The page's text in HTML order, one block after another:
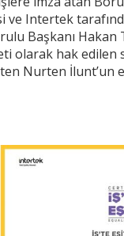
ve Intertek
Başkanı Hakan
olarak hak edilen
Nurten İlunt’un